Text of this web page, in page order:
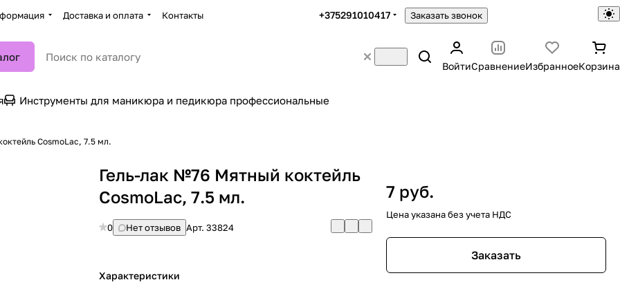
Доставка и оплата Контакты +375291010417 Заказать звонок
ВойтиСравнениеИзбранноеКорзина
Инструменты для маникюра и педикюра профессиональные
CosmoLac, 7.5 мл.
Гель-лак №76 Мятный коктейль
CosmoLac, 7.5 мл.
0 Нет отзывов Арт.33824
Характеристики
7 руб.
Цена указана без учета НДС
Заказать